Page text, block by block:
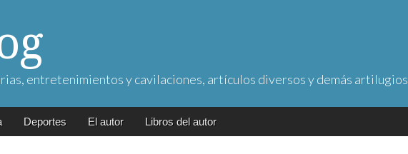
entretenimientos y cavilaciones, artículos diversos y demás artilugios
Deportes El autor Libros del autor